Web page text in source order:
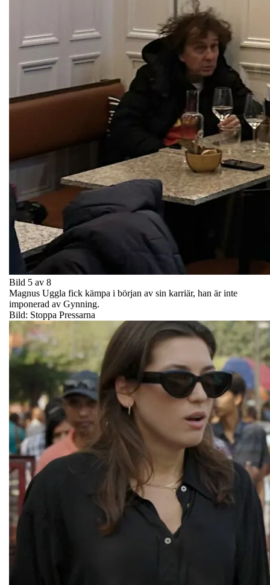
Bild 5 av 8
Magnus Uggla fick kämpa i början av sin karriär, han är inte
imponerad av Gynning.
Bild: Stoppa Pressarna